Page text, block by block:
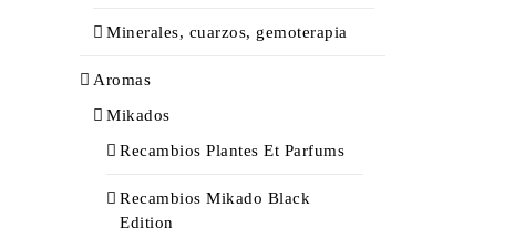
Minerales, cuarzos, gemoterapia
Aromas
Mikados
Recambios Plantes Et Parfums
Recambios Mikado Black
Edition